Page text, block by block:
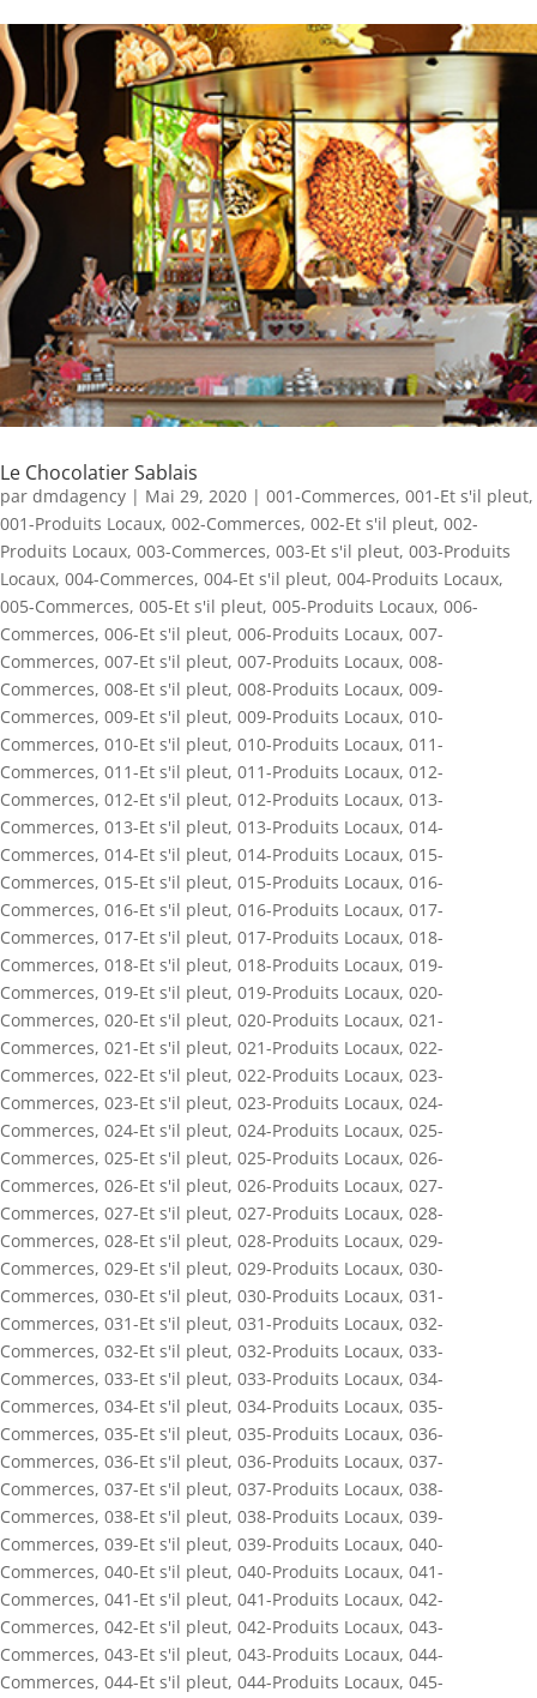
Le Chocolatier Sablais
par dmdagency | Mai 29, 2020 | 001-Commerces, 001-Et s'il pleut,
001-Produits Locaux, 002-Commerces, 002-Et s'il pleut, 002-
Produits Locaux, 003-Commerces, 003-Et s'il pleut, 003-Produits
Locaux, 004-Commerces, 004-Et s'il pleut, 004-Produits Locaux,
005-Commerces, 005-Et s'il pleut, 005-Produits Locaux, 006-
Commerces, 006-Et s'il pleut, 006-Produits Locaux, 007-
Commerces, 007-Et s'il pleut, 007-Produits Locaux, 008-
Commerces, 008-Et s'il pleut, 008-Produits Locaux, 009-
Commerces, 009-Et s'il pleut, 009-Produits Locaux, 010-
Commerces, 010-Et s'il pleut, 010-Produits Locaux, 011-
Commerces, 011-Et s'il pleut, 011-Produits Locaux, 012-
Commerces, 012-Et s'il pleut, 012-Produits Locaux, 013-
Commerces, 013-Et s'il pleut, 013-Produits Locaux, 014-
Commerces, 014-Et s'il pleut, 014-Produits Locaux, 015-
Commerces, 015-Et s'il pleut, 015-Produits Locaux, 016-
Commerces, 016-Et s'il pleut, 016-Produits Locaux, 017-
Commerces, 017-Et s'il pleut, 017-Produits Locaux, 018-
Commerces, 018-Et s'il pleut, 018-Produits Locaux, 019-
Commerces, 019-Et s'il pleut, 019-Produits Locaux, 020-
Commerces, 020-Et s'il pleut, 020-Produits Locaux, 021-
Commerces, 021-Et s'il pleut, 021-Produits Locaux, 022-
Commerces, 022-Et s'il pleut, 022-Produits Locaux, 023-
Commerces, 023-Et s'il pleut, 023-Produits Locaux, 024-
Commerces, 024-Et s'il pleut, 024-Produits Locaux, 025-
Commerces, 025-Et s'il pleut, 025-Produits Locaux, 026-
Commerces, 026-Et s'il pleut, 026-Produits Locaux, 027-
Commerces, 027-Et s'il pleut, 027-Produits Locaux, 028-
Commerces, 028-Et s'il pleut, 028-Produits Locaux, 029-
Commerces, 029-Et s'il pleut, 029-Produits Locaux, 030-
Commerces, 030-Et s'il pleut, 030-Produits Locaux, 031-
Commerces, 031-Et s'il pleut, 031-Produits Locaux, 032-
Commerces, 032-Et s'il pleut, 032-Produits Locaux, 033-
Commerces, 033-Et s'il pleut, 033-Produits Locaux, 034-
Commerces, 034-Et s'il pleut, 034-Produits Locaux, 035-
Commerces, 035-Et s'il pleut, 035-Produits Locaux, 036-
Commerces, 036-Et s'il pleut, 036-Produits Locaux, 037-
Commerces, 037-Et s'il pleut, 037-Produits Locaux, 038-
Commerces, 038-Et s'il pleut, 038-Produits Locaux, 039-
Commerces, 039-Et s'il pleut, 039-Produits Locaux, 040-
Commerces, 040-Et s'il pleut, 040-Produits Locaux, 041-
Commerces, 041-Et s'il pleut, 041-Produits Locaux, 042-
Commerces, 042-Et s'il pleut, 042-Produits Locaux, 043-
Commerces, 043-Et s'il pleut, 043-Produits Locaux, 044-
Commerces, 044-Et s'il pleut, 044-Produits Locaux, 045-